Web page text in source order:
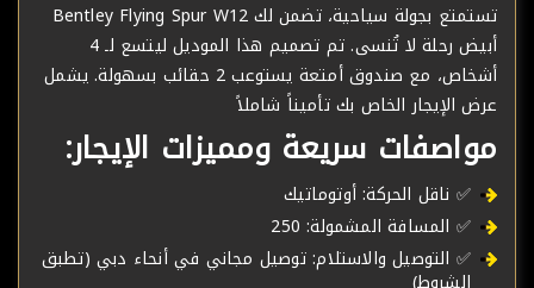
تستمتع بجولة سياحية، تضمن لك Bentley Flying Spur W12
أبيض رحلة لا تُنسى. تم تصميم هذا الموديل ليتسع لـ 4
أشخاص، مع صندوق أمتعة يستوعب 2 حقائب بسهولة. يشمل
عرض الإيجار الخاص بك تأميناً شاملاً
مواصفات سريعة ومميزات الإيجار:
✅ ناقل الحركة: أوتوماتيك
✅ المسافة المشمولة: 250
✅ التوصيل والاستلام: توصيل مجاني في أنحاء دبي (تطبق